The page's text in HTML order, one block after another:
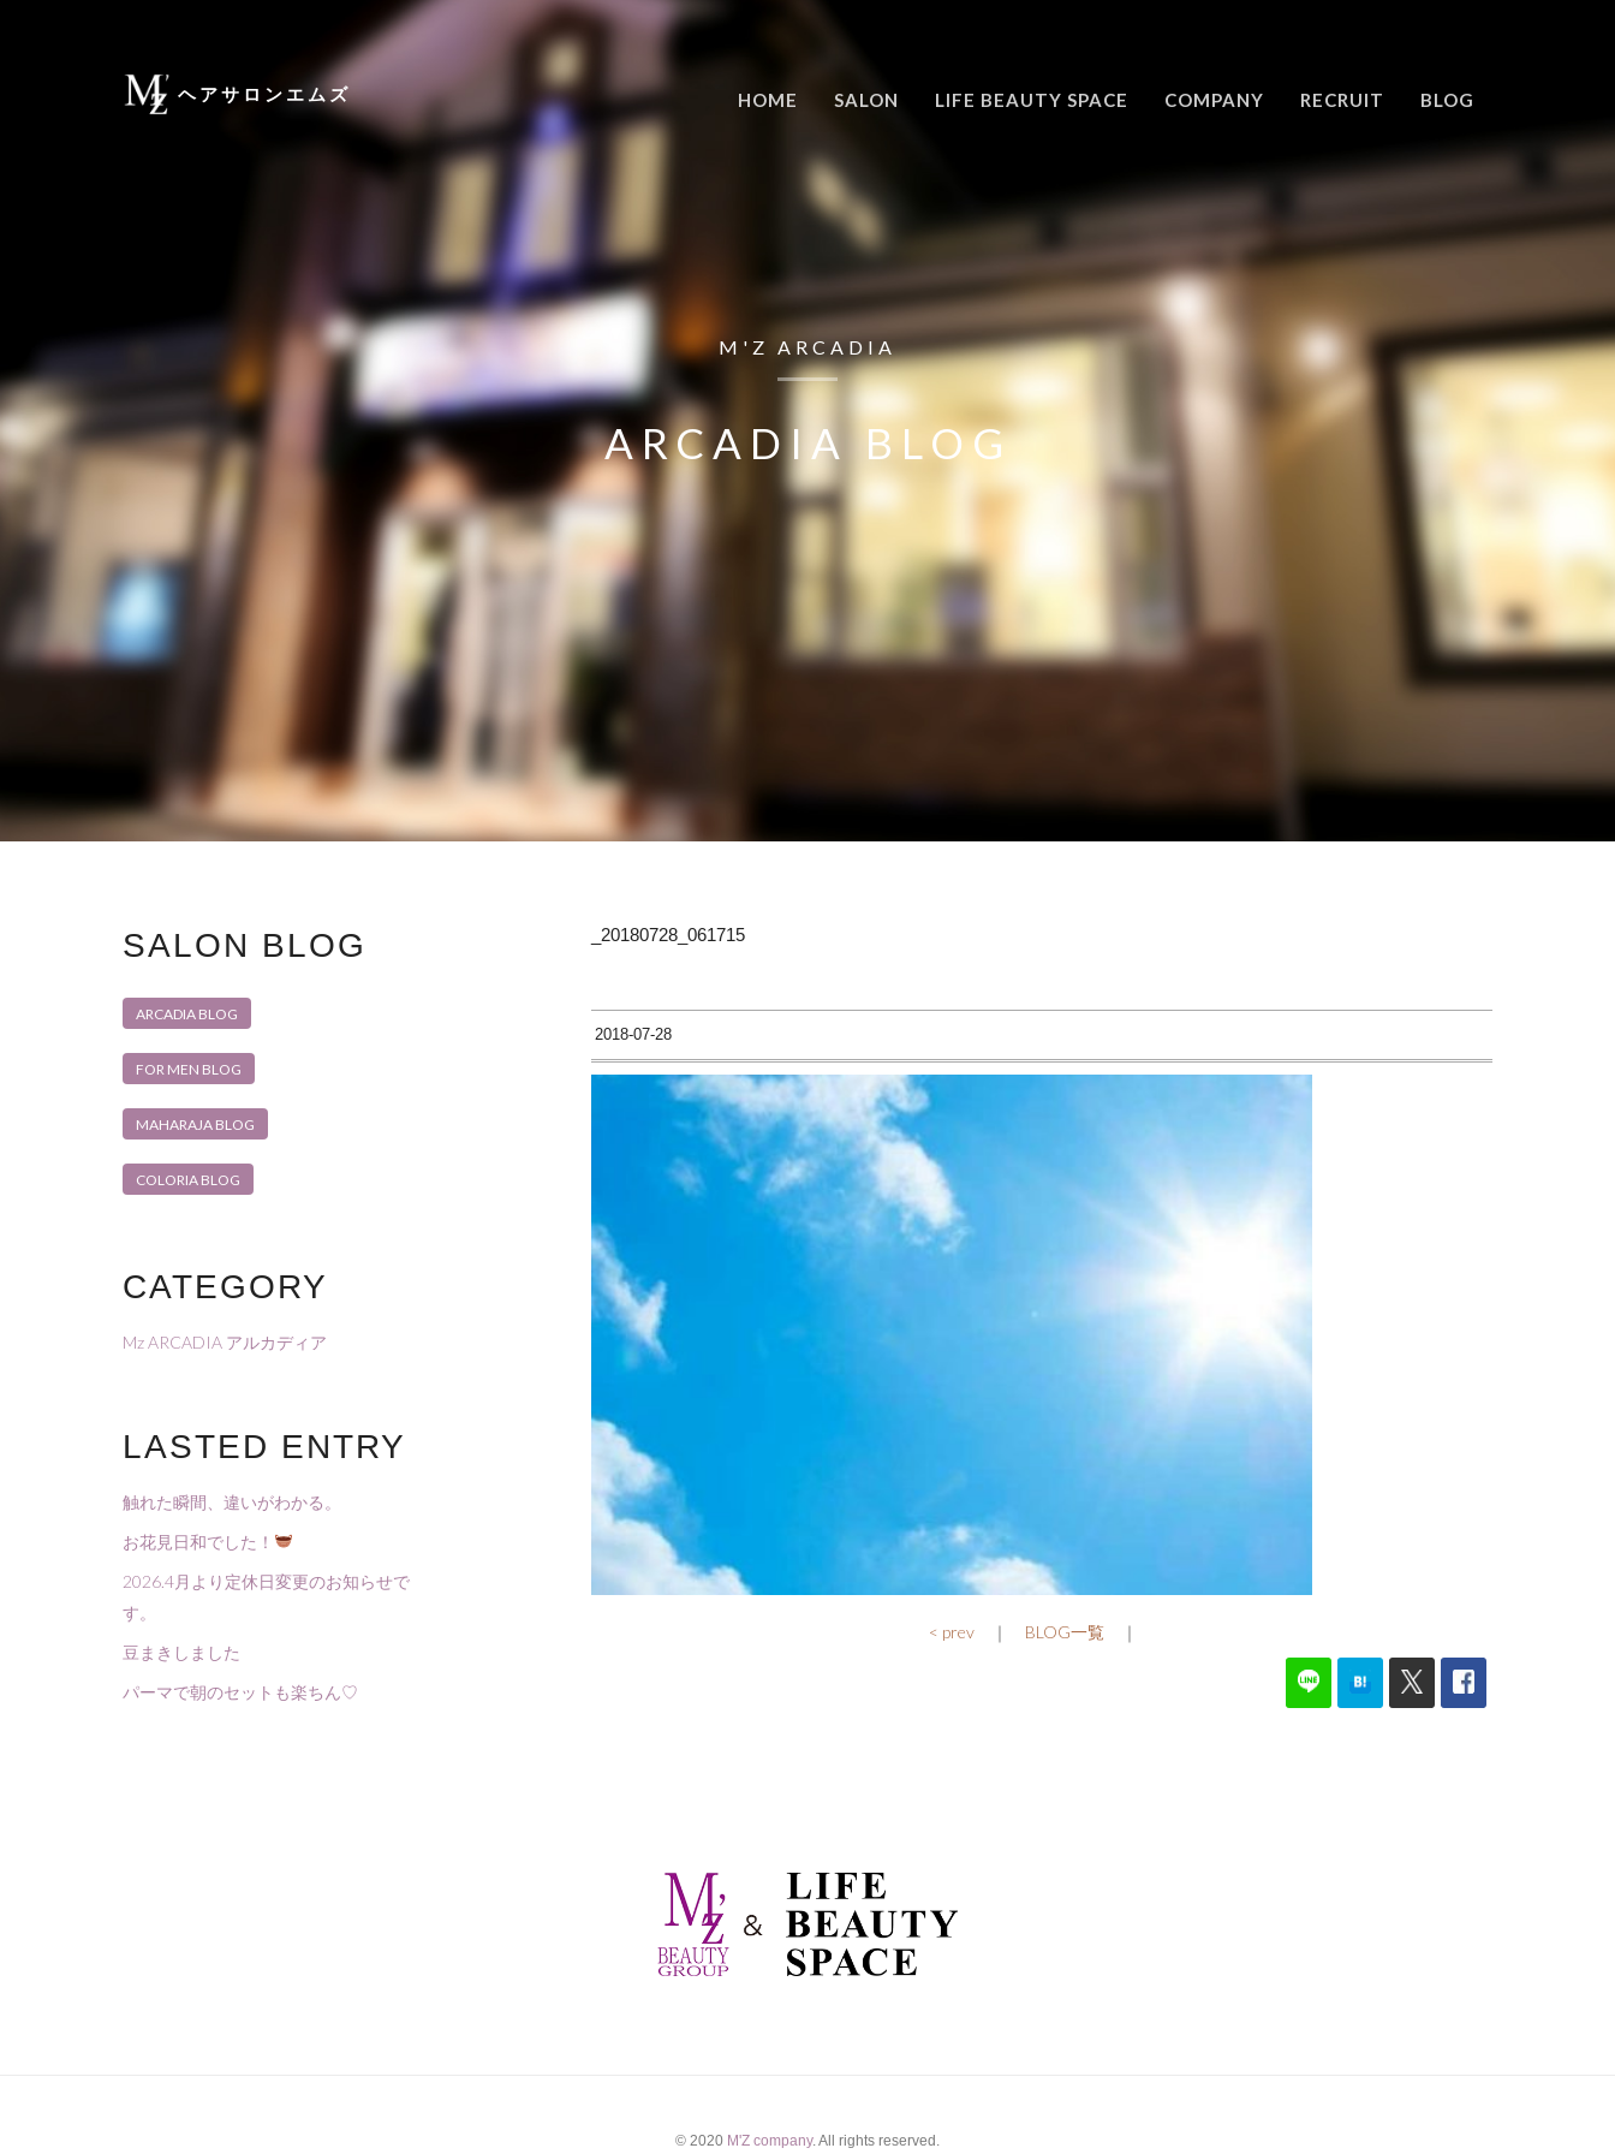
ヘアサロンエムズ HOME SALON LIFE BEAUTY SPACE COMPANY RECRUIT BLOG
M'Z ARCADIA
ARCADIA BLOG
_20180728_061715
2018-07-28
< prev｜ BLOG一覧｜
SALON BLOG
ARCADIA BLOG
FOR MEN BLOG
MAHARAJA BLOG
COLORIA BLOG
CATEGORY
Mz ARCADIA アルカディア
LASTED ENTRY
触れた瞬間、違いがわかる。
お花見日和でした！
2026.4月より定休日変更のお知らせで
す。
豆まきしました
パーマで朝のセットも楽ちん♡
© 2020 M'Z company. All rights reserved.